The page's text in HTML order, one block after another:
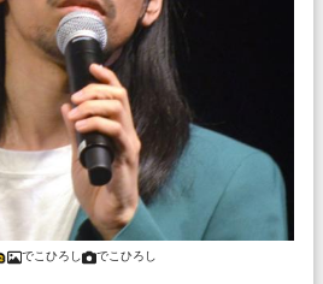
でこひろし でこひろし